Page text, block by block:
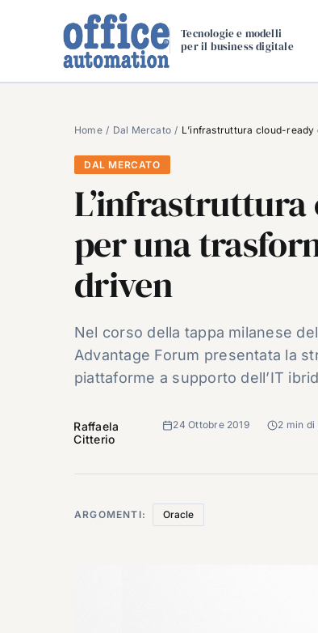
Tecnologie e modelli
per il business digitale
Home Dal Mercato L’infrastruttura cloud-
DAL MERCATO
per una
driven
Nel corso della tappa milanese
Advantage Forum presentata la
piattaforme a supporto dell’IT
Raffaela
Citterio
24 Ottobre 2019 2 min di
ARGOMENTI: Oracle